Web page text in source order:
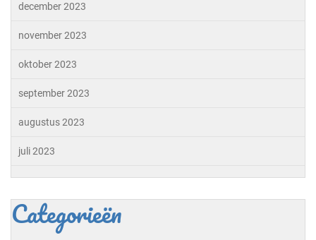
december 2023
november 2023
oktober 2023
september 2023
augustus 2023
juli 2023
Categorieën